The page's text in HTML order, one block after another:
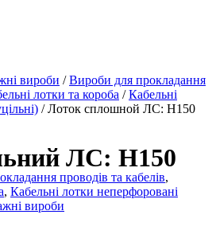
вироби /Вироби для прокладання
лотки та короба /Кабельні
/ Лоток сплошной ЛС: H150
ЛС: H150
проводів та кабелів,
, Кабельні лотки неперфоровані
вироби